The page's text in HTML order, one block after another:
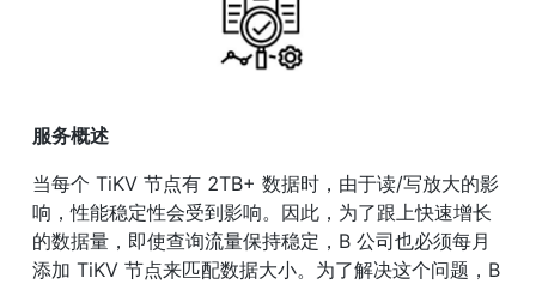
服务概述
当每个 TiKV 节点有 2TB+ 数据时，由于读/写放大的影
响，性能稳定性会受到影响。因此，为了跟上快速增长
的数据量，即使查询流量保持稳定，B 公司也必须每月
添加 TiKV 节点来匹配数据大小。为了解决这个问题，B